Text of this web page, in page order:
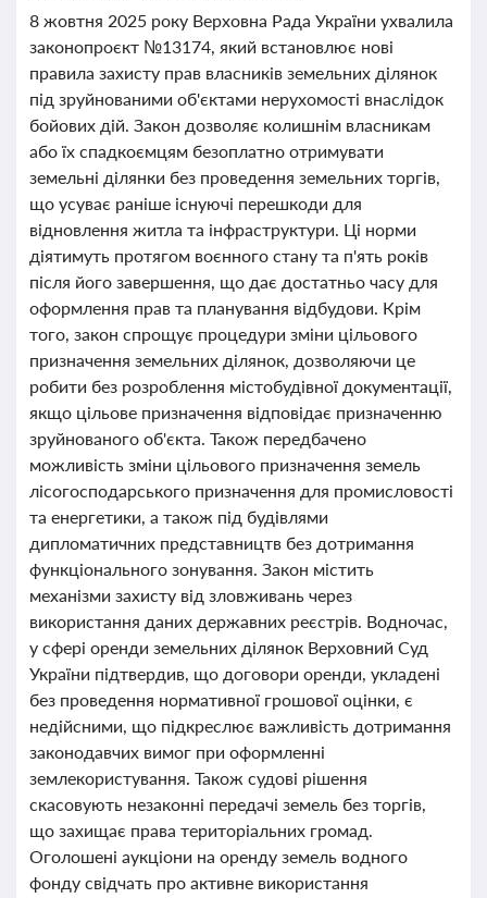
8 жовтня 2025 року Верховна Рада України ухвалила
законопроєкт №13174, який встановлює нові
правила захисту прав власників земельних ділянок
під зруйнованими об'єктами нерухомості внаслідок
бойових дій. Закон дозволяє колишнім власникам
або їх спадкоємцям безоплатно отримувати
земельні ділянки без проведення земельних торгів,
що усуває раніше існуючі перешкоди для
відновлення житла та інфраструктури. Ці норми
діятимуть протягом воєнного стану та п'ять років
після його завершення, що дає достатньо часу для
оформлення прав та планування відбудови. Крім
того, закон спрощує процедури зміни цільового
призначення земельних ділянок, дозволяючи це
робити без розроблення містобудівної документації,
якщо цільове призначення відповідає призначенню
зруйнованого об'єкта. Також передбачено
можливість зміни цільового призначення земель
лісогосподарського призначення для промисловості
та енергетики, а також під будівлями
дипломатичних представництв без дотримання
функціонального зонування. Закон містить
механізми захисту від зловживань через
використання даних державних реєстрів. Водночас,
у сфері оренди земельних ділянок Верховний Суд
України підтвердив, що договори оренди, укладені
без проведення нормативної грошової оцінки, є
недійсними, що підкреслює важливість дотримання
законодавчих вимог при оформленні
землекористування. Також судові рішення
скасовують незаконні передачі земель без торгів,
що захищає права територіальних громад.
Оголошені аукціони на оренду земель водного
фонду свідчать про активне використання